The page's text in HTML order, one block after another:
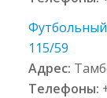
Футбольный
115/59
Адрес:
Телефоны: